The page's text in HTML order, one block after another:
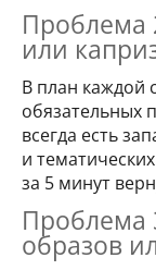
Проблема
или
В план каждой
обязательных
всегда есть
и
за 5 минут
Проблема
образов